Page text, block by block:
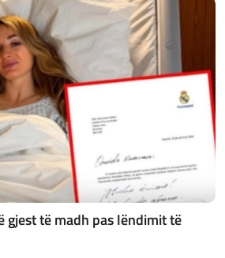
gjest të madh pas lëndimit të